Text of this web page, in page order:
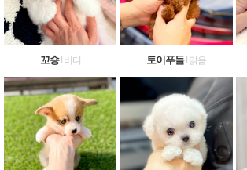
꼬숑l 버디 토이푸들l 맑음